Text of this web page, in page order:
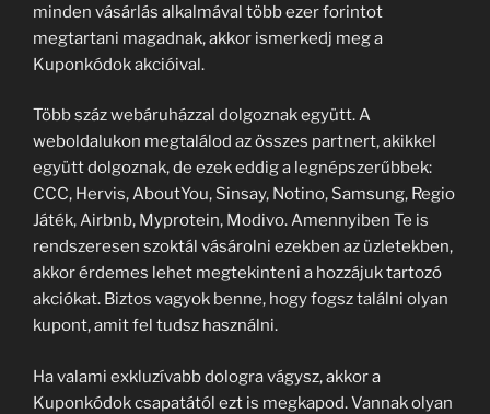
minden vásárlás alkalmával több ezer forintot
megtartani magadnak, akkor ismerkedj meg a
Kuponkódok akcióival.
Több száz webáruházzal dolgoznak együtt. A
weboldalukon megtalálod az összes partnert, akikkel
együtt dolgoznak, de ezek eddig a legnépszerűbbek:
CCC, Hervis, AboutYou, Sinsay, Notino, Samsung, Regio
Játék, Airbnb, Myprotein, Modivo. Amennyiben Te is
rendszeresen szoktál vásárolni ezekben az üzletekben,
akkor érdemes lehet megtekinteni a hozzájuk tartozó
akciókat. Biztos vagyok benne, hogy fogsz találni olyan
kupont, amit fel tudsz használni.
Ha valami exkluzívabb dologra vágysz, akkor a
Kuponkódok csapatától ezt is megkapod. Vannak olyan